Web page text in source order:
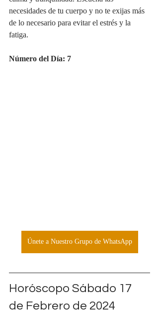
necesidades de tu cuerpo y no te exijas más
de lo necesario para evitar el estrés y la
fatiga.
Número del Día: 7
Únete a Nuestro Grupo de WhatsApp
Horóscopo Sábado 17
de Febrero de 2024